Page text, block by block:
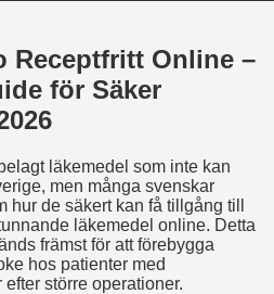
Receptfritt Online –
för Säker
läkemedel som inte kan
men många svenskar
hur de säkert kan få tillgång till
läkemedel online. Detta
främst för att förebygga
hos patienter med
större operationer.